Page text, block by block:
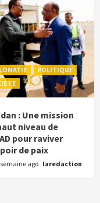
POLITIQUE
: Une mission
niveau de
pour raviver
de paix
semaine ago laredaction